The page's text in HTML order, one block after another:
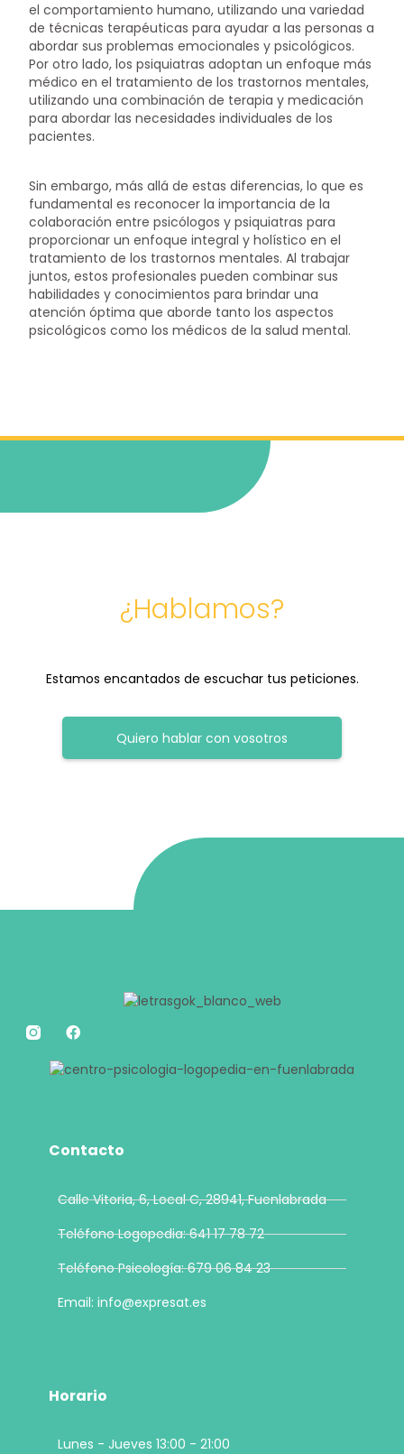
el comportamiento humano, utilizando una variedad
de técnicas terapéuticas para ayudar a las personas a
abordar sus problemas emocionales y psicológicos.
Por otro lado, los psiquiatras adoptan un enfoque más
médico en el tratamiento de los trastornos mentales,
utilizando una combinación de terapia y medicación
para abordar las necesidades individuales de los
pacientes.
Sin embargo, más allá de estas diferencias, lo que es
fundamental es reconocer la importancia de la
colaboración entre psicólogos y psiquiatras para
proporcionar un enfoque integral y holístico en el
tratamiento de los trastornos mentales. Al trabajar
juntos, estos profesionales pueden combinar sus
habilidades y conocimientos para brindar una
atención óptima que aborde tanto los aspectos
psicológicos como los médicos de la salud mental.
¿Hablamos?
Estamos encantados de escuchar tus peticiones.
Quiero hablar con vosotros
Contacto
Calle Vitoria, 6, Local C, 28941, Fuenlabrada
Teléfono Logopedia: 641 17 78 72
Teléfono Psicología: 679 06 84 23
Email: info@expresat.es
Horario
Lunes - Jueves 13:00 - 21:00